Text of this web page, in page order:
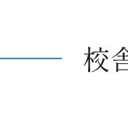
校